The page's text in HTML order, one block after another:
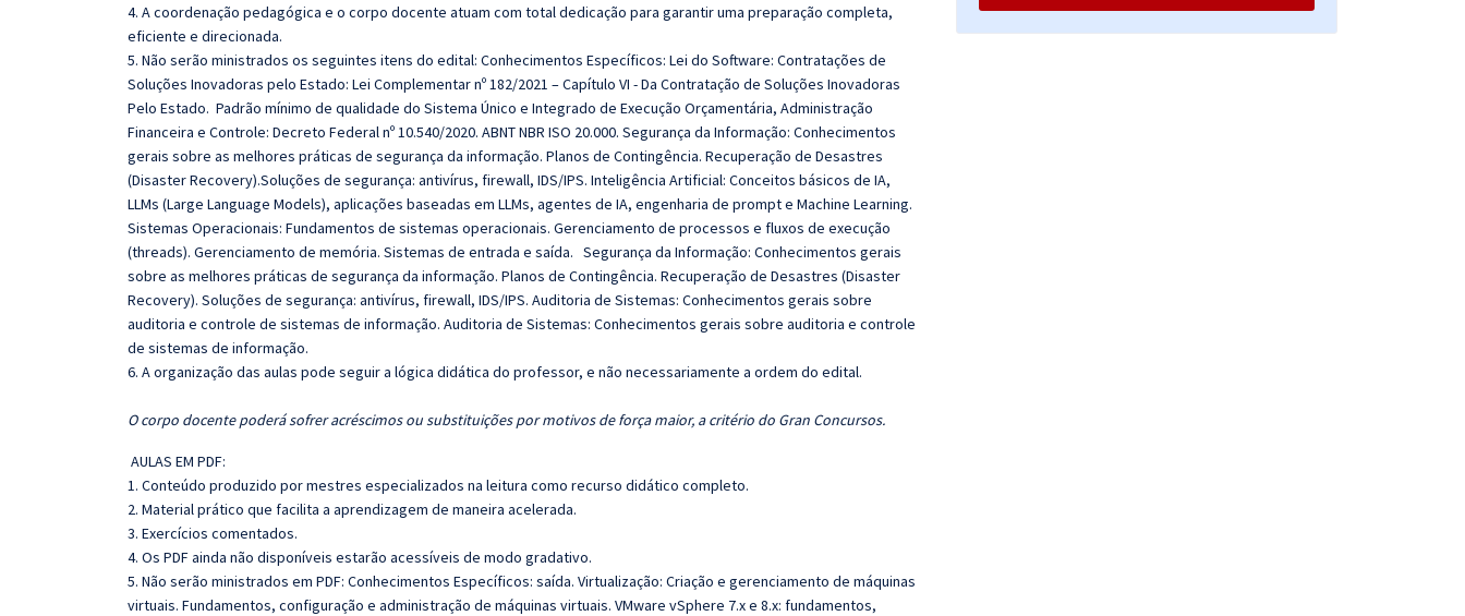
4. A coordenação pedagógica e o corpo docente atuam com total dedicação para garantir uma preparação completa,
eficiente e direcionada.
5. Não serão ministrados os seguintes itens do edital: Conhecimentos Específicos: Lei do Software: Contratações de
Soluções Inovadoras pelo Estado: Lei Complementar nº 182/2021 – Capítulo VI - Da Contratação de Soluções Inovadoras
Pelo Estado. Padrão mínimo de qualidade do Sistema Único e Integrado de Execução Orçamentária, Administração
Financeira e Controle: Decreto Federal nº 10.540/2020. ABNT NBR ISO 20.000. Segurança da Informação: Conhecimentos
gerais sobre as melhores práticas de segurança da informação. Planos de Contingência. Recuperação de Desastres
(Disaster Recovery).Soluções de segurança: antivírus, firewall, IDS/IPS. Inteligência Artificial: Conceitos básicos de IA,
LLMs (Large Language Models), aplicações baseadas em LLMs, agentes de IA, engenharia de prompt e Machine Learning.
Sistemas Operacionais: Fundamentos de sistemas operacionais. Gerenciamento de processos e fluxos de execução
(threads). Gerenciamento de memória. Sistemas de entrada e saída. Segurança da Informação: Conhecimentos gerais
sobre as melhores práticas de segurança da informação. Planos de Contingência. Recuperação de Desastres (Disaster
Recovery). Soluções de segurança: antivírus, firewall, IDS/IPS. Auditoria de Sistemas: Conhecimentos gerais sobre
auditoria e controle de sistemas de informação. Auditoria de Sistemas: Conhecimentos gerais sobre auditoria e controle
de sistemas de informação.
6. A organização das aulas pode seguir a lógica didática do professor, e não necessariamente a ordem do edital.
O corpo docente poderá sofrer acréscimos ou substituições por motivos de força maior, a critério do Gran Concursos.
AULAS EM PDF:
1. Conteúdo produzido por mestres especializados na leitura como recurso didático completo.
2. Material prático que facilita a aprendizagem de maneira acelerada.
3. Exercícios comentados.
4. Os PDF ainda não disponíveis estarão acessíveis de modo gradativo.
5. Não serão ministrados em PDF: Conhecimentos Específicos: saída. Virtualização: Criação e gerenciamento de máquinas
virtuais. Fundamentos, configuração e administração de máquinas virtuais. VMware vSphere 7.x e 8.x: fundamentos,